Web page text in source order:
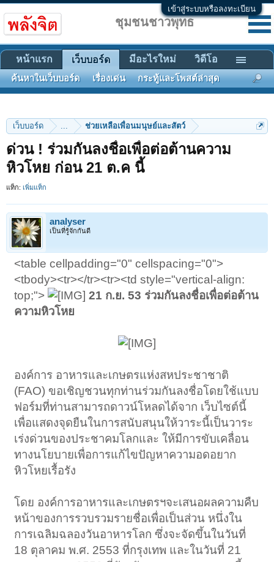
เข้าสู่ระบบหรือลงทะเบียน
เว็บบอร์ด ... ช่วยเหลือเพื่อนมนุษย์และสัตว์
ด่วน ! ร่วมกันลงชื่อเพื่อต่อต้านความ
หิวโหย ก่อน 21 ต.ค นี้
แท็ก: เพิ่มแท็ก
analyser
เป็นที่รู้จักกันดี
<table cellpadding="0" cellspacing="0">
<tbody><tr></tr><tr><td style="vertical-align:
top;">
21 ก.ย. 53 ร่วมกันลงชื่อเพื่อต่อต้าน
ความหิวโหย
องค์การ อาหารและเกษตรแห่งสหประชาชาติ
(FAO) ขอเชิญชวนทุกท่านร่วมกันลงชื่อโดยใช้แบบ
ฟอร์มที่ท่านสามารถดาวน์โหลดได้จาก เว็บไซต์นี้
เพื่อแสดงจุดยืนในการสนับสนุนให้วาระนี้เป็นวาระ
เร่งด่วนของประชาคมโลกและ ให้มีการขับเคลื่อน
ทางนโยบายเพื่อการแก้ไขปัญหาความอดอยาก
หิวโหยเรื้อรัง​
โดย องค์การอาหารและเกษตรฯจะเสนอผลความคืบ
หน้าของการรวบรวมรายชื่อเพื่อเป็นส่วน หนึ่งใน
การเฉลิมฉลองวันอาหารโลก ซึ่งจะจัดขึ้นในวันที่
18 ตุลาคม พ.ศ. 2553 ที่กรุงเทพ และในวันที่ 21
ชุมชนชาวพุทธ
หน้าแรก เว็บบอร์ด
ค้นหาในเว็บบอร์ด เรื่องเด่น กระทู้และโพสต์ล่าสุด
มีอะไรใหม่ วิดีโอ